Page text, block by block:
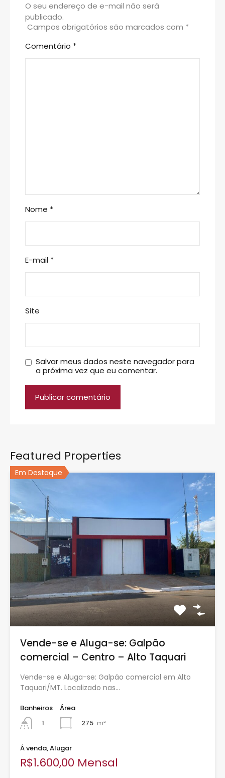
O seu endereço de e-mail não será
publicado.
Campos obrigatórios são marcados com *
Comentário *
Nome *
E-mail *
Site
Salvar meus dados neste navegador para
a próxima vez que eu comentar.
Featured Properties
Em Destaque
Vende-se e Aluga-se: Galpão
comercial – Centro – Alto Taquari
Vende-se e Aluga-se: Galpão comercial em Alto
Taquari/MT. Localizado nas…
Banheiros
1
Área
275 m²
Á venda, Alugar
R$1.600,00 Mensal